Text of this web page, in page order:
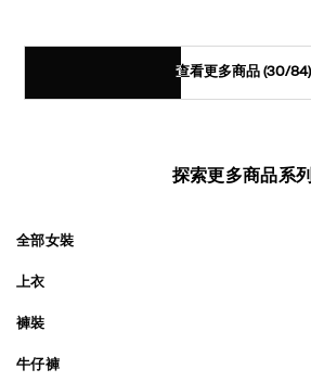
查看更多商品 (30/84)
探索更多商品系列
全部女裝
上衣
褲裝
牛仔褲